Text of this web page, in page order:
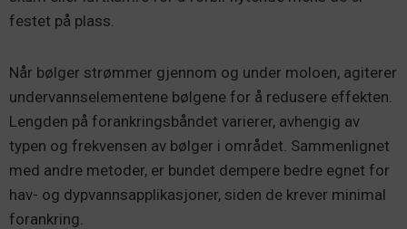
festet på plass.
Når bølger strømmer gjennom og under moloen, agiterer
undervannselementene bølgene for å redusere effekten.
Lengden på forankringsbåndet varierer, avhengig av
typen og frekvensen av bølger i området. Sammenlignet
med andre metoder, er bundet dempere bedre egnet for
hav- og dypvannsapplikasjoner, siden de krever minimal
forankring.